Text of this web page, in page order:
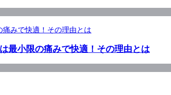
最小限の痛みで快適！その理由とは